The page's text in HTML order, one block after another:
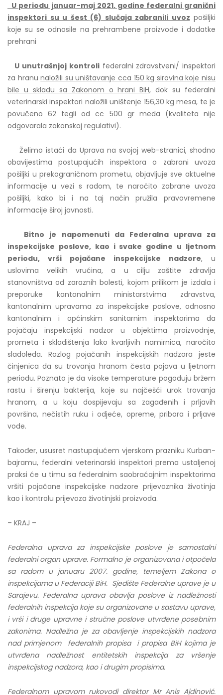
U periodu januar-maj 2021. godine federalni granični
inspektori su u šest (6) slučaja zabranili uvoz pošiljki
koje su se odnosile na prehrambene proizvode i dodatke
prehrani
U unutrašnjoj kontrolifederalni zdravstveni/ inspektori
za hranunaložili su uništavanje cca 150 kg sirovina koje nisu
bile u skladu sa Zakonom o hrani BiH, dok su federalni
veterinarski inspektori naložili uništenje 156,30 kg mesa, te je
povučeno 62 tegli od cc 500 gr meda (kvaliteta nije
odgovarala zakonskoj regulativi).
Želimo istaći da Uprava na svojoj web-stranici, shodno
obavijestima postupajućih inspektora o zabrani uvoza
pošiljki u prekograničnom prometu, objavljuje sve aktuelne
informacije u vezi s radom, te naročito zabrane uvoza
pošiljki, kako bi i na taj način pružila pravovremene
informacije široj javnosti.
Bitno je napomenuti da Federalna uprava za
inspekcijske poslove, kao i svake godine u ljetnom
periodu, vrši pojačane inspekcijske nadzore, u
uslovima velikih vrućina, a u cilju zaštite zdravlja
stanovništva od zaraznih bolesti, kojom prilikom je izdala i
preporuke kantonalnim ministarstvima zdravstva,
kantonalnim upravama za inspekcijske poslove, odnosno
kantonalnim i općinskim sanitarnim inspektorima da
pojačaju inspekcijski nadzor u objektima proizvodnje,
prometa i skladištenja lako kvarljivih namirnica, naročito
sladoleda. Razlog pojačanih inspekcijskih nadzora jeste
činjenica da su trovanja hranom česta pojava u ljetnom
periodu. Poznato je da visoke temperature pogoduju bržem
rastu i širenju bakterija, koje su najčešći urok trovanja
hranom, a u koju dospijevaju sa zagađenih i prljavih
površina, nečistih ruku i odjeće, opreme, pribora i prljave
vode.
Također, ususret nastupajućem vjerskom prazniku Kurban-
bajramu, federalni veterinarski inspektori prema ustaljenoj
praksi će u timu sa federalnim saobraćajnim inspektorima
vršiti pojačane inspekcijske nadzore prijevoznika životinja
kao i kontrolu prijevoza životinjski proizvoda.
– KRAJ –
Federalna uprava za inspekcijske poslove je samostalni
federalni organ uprave. Formalno je organizovana i otpočela
sa radom u januaru 2007. godine, temeljem Zakona o
inspekcijama u Federaciji BiH. Sjedište Federalne uprave je u
Sarajevu. Federalna uprava obavlja poslove iz nadležnosti
federalnih inspekcija koje su organizovane u sastavu uprave,
i vrši i druge upravne i stručne poslove utvrđene posebnim
zakonima. Nadležna je za obavljenje inspekcijskih nadzora
nad primjenom federalnih propisa i propisa BiH kojima je
utvrđena nadležnost entitetskih inspekcija za vršenje
inspekcijskog nadzora, kao i drugim propisima.
Federalnom upravom rukovodi direktor Mr Anis Ajdinović.